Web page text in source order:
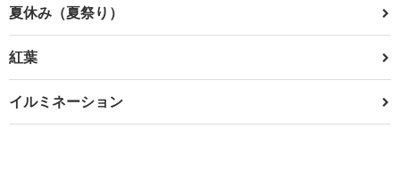
夏休み（夏祭り）
紅葉
イルミネーション